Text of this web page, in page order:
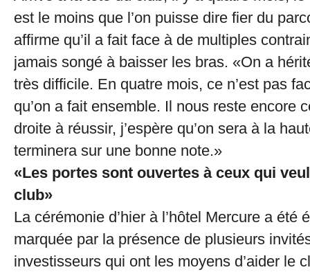
est le moins que l’on puisse dire fier du
affirme qu’il a fait face à de multiples
jamais songé à baisser les bras. «On a
très difficile. En quatre mois, ce n’est pas
qu’on a fait ensemble. Il nous reste encore
droite à réussir, j’espère qu’on sera à la
terminera sur une bonne note.»
«Les portes sont ouvertes à ceux qui
club»
La cérémonie d’hier à l’hôtel Mercure a été
marquée par la présence de plusieurs
investisseurs qui ont les moyens d’aider le